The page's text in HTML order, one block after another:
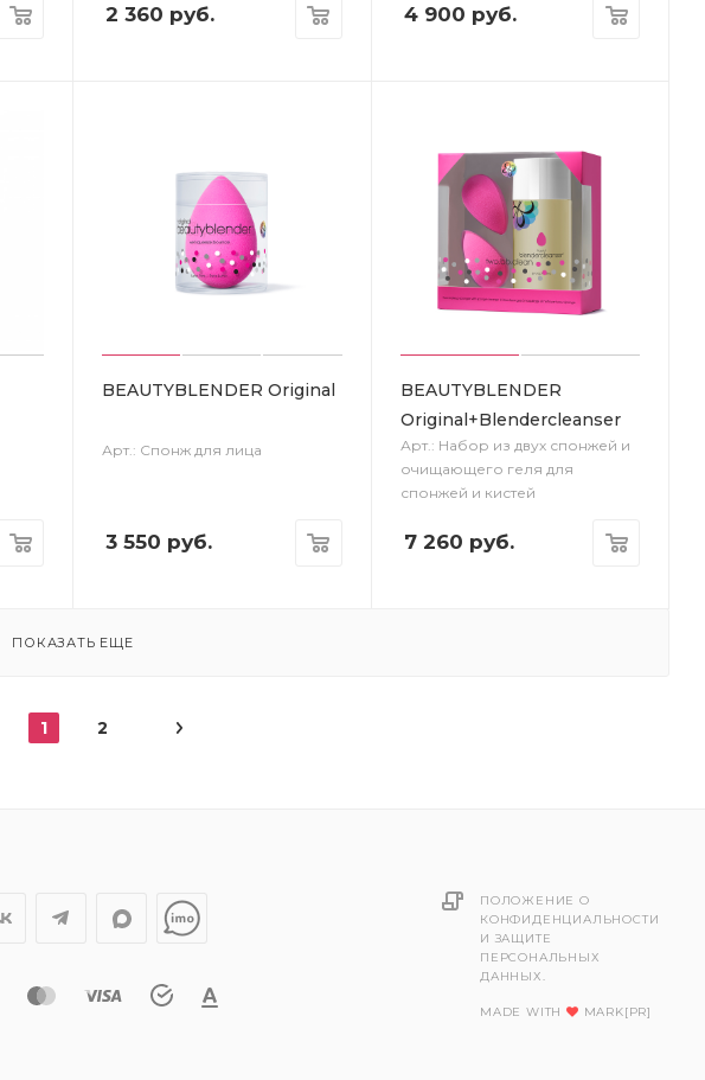
2 360 руб. 4 900 руб.
BEAUTYBLENDER Original
Арт.: Спонж для лица
3 550 руб.
BEAUTYBLENDER
Original+Blendercleanser
Арт.: Набор из двух спонжей и
очищающего геля для
спонжей и кистей
7 260 руб.
ПОКАЗАТЬ ЕЩЕ
1 2
ПОЛОЖЕНИЕ О
КОНФИДЕНЦИАЛЬНОСТИ
И ЗАЩИТЕ
ПЕРСОНАЛЬНЫХ
ДАННЫХ.
MADE WITH MARK[PR]